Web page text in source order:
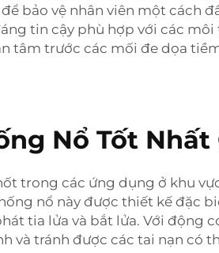
bảo vệ nhân viên một cách
tin cậy phù hợp với các
tâm trước các mối đe dọa
Nổ Tốt
trong các ứng dụng ở khu
nổ này được thiết kế đặc
tia lửa và bắt lửa. Với động
và tránh được các tai nạn có